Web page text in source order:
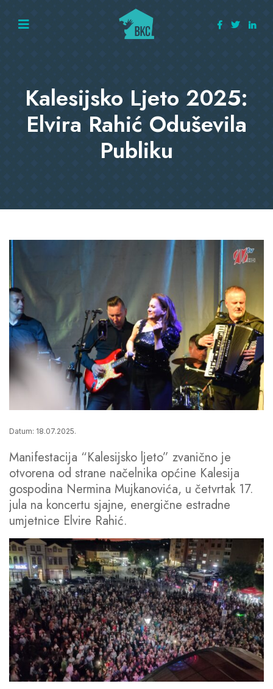
Kalesijsko Ljeto 2025:
Elvira Rahić Oduševila
Publiku
Datum: 18.07.2025.
Manifestacija “Kalesijsko ljeto” zvanično je
otvorena od strane načelnika općine Kalesija
gospodina Nermina Mujkanovića, u četvrtak 17.
jula na koncertu sjajne, energične estradne
umjetnice Elvire Rahić.